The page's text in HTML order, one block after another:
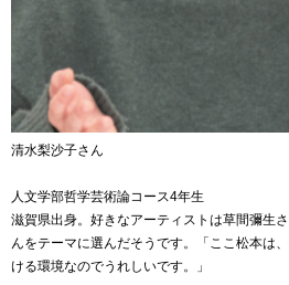
清水梨沙子さん
人文学部哲学芸術論コース4年生
滋賀県出身。好きなアーティストは草間彌生
んをテーマに選んだそうです。「ここ松本は
ける環境なのでうれしいです。」